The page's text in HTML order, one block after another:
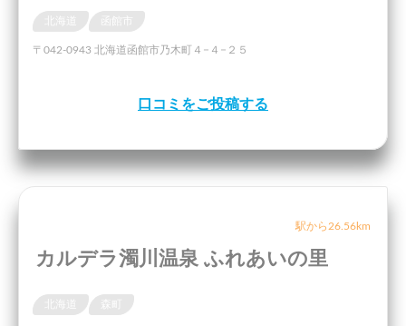
〒042-0943 北海道函館市乃木町４−４−２５
口コミをご投稿する
駅から26.56km
カルデラ濁川温泉 ふれあいの里
森町